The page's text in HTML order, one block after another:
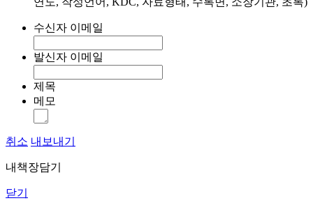
수신자 이메일
발신자 이메일
제목
메모
취소 내보내기
내책장담기
닫기